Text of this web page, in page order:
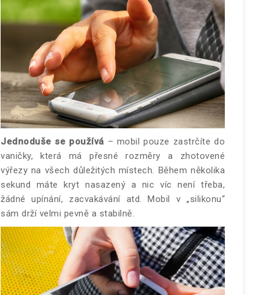
Jednoduše se používá – mobil pouze zastrčíte do
vaničky, která má přesné rozměry a zhotovené
výřezy na všech důležitých místech. Během několika
sekund máte kryt nasazený a nic víc není třeba,
žádné upínání, zacvakávání atd. Mobil v „silikonu“
sám drží velmi pevně a stabilně.